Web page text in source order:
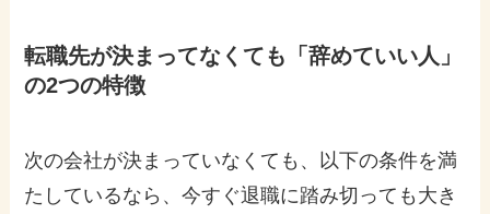
転職先が決まってなくても「辞めていい人」
の2つの特徴
次の会社が決まっていなくても、以下の条件を満
たしているなら、今すぐ退職に踏み切っても大き